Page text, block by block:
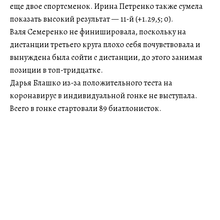
еще двое спортсменок. Ирина Петренко также сумела
показать высокий результат — 11-й (+1.29,5; 0).
Валя Семеренко не финишировала, поскольку на
дистанции третьего круга плохо себя почувствовала и
вынуждена была сойти с дистанции, до этого занимая
позиции в топ-тридцатке.
Дарья Блашко из-за положительного теста на
коронавирус в индивидуальной гонке не выступала.
Всего в гонке стартовали 89 биатлонисток.